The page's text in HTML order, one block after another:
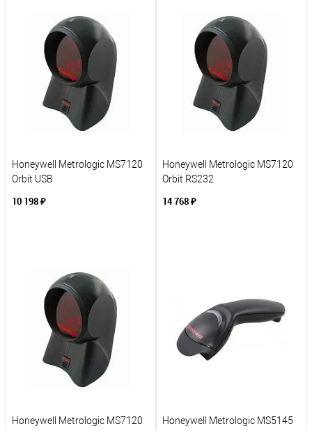
К сравнению
В избранное
Под заказ
К сравнению
В избранное
Под заказ
Honeywell Metrologic MS7120
Orbit USB
10 198 ₽
К сравнению
В избранное
Под заказ
Honeywell Metrologic MS7120
Orbit RS232
14 768 ₽
В избранное
Под заказ
Honeywell Metrologic MS7120
Honeywell Metrologic MS5145